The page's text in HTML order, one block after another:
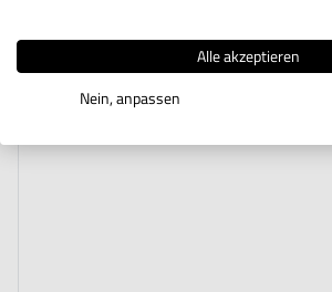
Alle akzeptieren
Nein, anpassen